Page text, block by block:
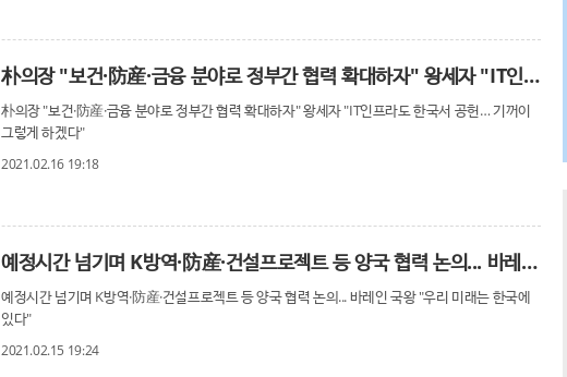
朴의장 "보건·防産·금융 분야로 정부간 협력 확대하자" 왕세자 "IT인프라도 한국서 공헌…
朴의장 "보건·防産·금융 분야로 정부간 협력 확대하자" 왕세자 "IT인프라도 한국서 공헌… 기꺼이
그렇게 하겠다"
2021.02.16 19:18
예정시간 넘기며 K방역·防産·건설프로젝트 등 양국 협력 논의... 바레인 국왕 "우리 미래
예정시간 넘기며 K방역·防産·건설프로젝트 등 양국 협력 논의... 바레인 국왕 "우리 미래는 한국에
있다"
2021.02.15 19:24